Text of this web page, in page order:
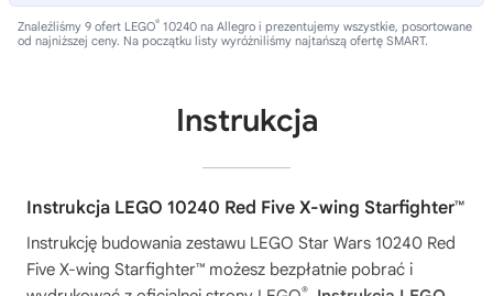
Znaleźliśmy 9 ofert LEGO® 10240 na Allegro i prezentujemy wszystkie, posortowane
od najniższej ceny. Na początku listy wyróżniliśmy najtańszą ofertę SMART.
Instrukcja
Instrukcja LEGO 10240 Red Five X-wing Starfighter™
Instrukcję budowania zestawu LEGO Star Wars 10240 Red
Five X-wing Starfighter™ możesz bezpłatnie pobrać i
®